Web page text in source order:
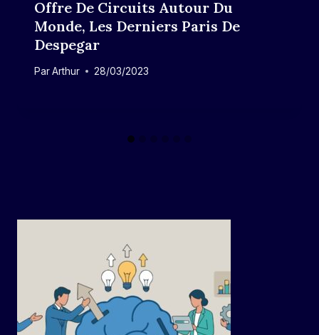
Offre De Circuits Autour Du
Monde, Les Derniers Paris De
Despegar
ParArthur 28/03/2023